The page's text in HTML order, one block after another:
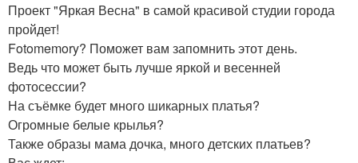
Проект "Яркая Весна" в самой красивой студии города
пройдет!
Fotomemory? Поможет вам запомнить этот день.
Ведь что может быть лучше яркой и весенней
фотосессии?
На съёмке будет много шикарных платья?
Огромные белые крылья?
Также образы мама дочка, много детских платьев?